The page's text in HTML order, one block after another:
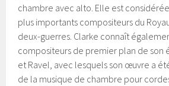
chambre avec alto. Elle est
plus importants compositeurs du
deux-guerres. Clarke connaît
compositeurs de premier plan de son
et Ravel, avec lesquels son œuvre a
de la musique de chambre pour